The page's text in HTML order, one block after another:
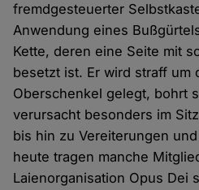
fremdgesteuerter
Anwendung eines
Kette, deren eine Seite mit
besetzt ist. Er wird straff um
Oberschenkel gelegt, bohrt
verursacht besonders im
bis hin zu Vereiterungen
heute tragen manche
Laienorganisation Opus Dei